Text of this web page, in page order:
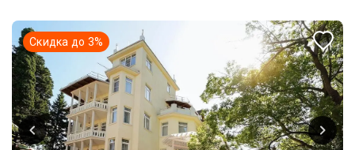
Скидка до 3%